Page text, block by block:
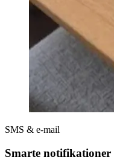
SMS & e-mail
Smarte notifikationer